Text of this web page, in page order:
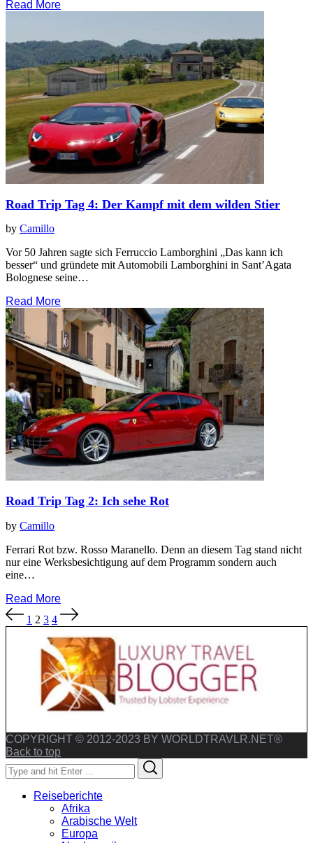
Read More
Road Trip Tag 4: Der Kampf mit dem wilden Stier
by Camillo
Vor 50 Jahren sagte sich Ferruccio Lamborghini „Das kann ich
besser“ und gründete mit Automobili Lamborghini in Sant’Agata
Bolognese seine…
Read More
Road Trip Tag 2: Ich sehe Rot
by Camillo
Ferrari Rot bzw. Rosso Maranello. Denn an diesem Tag stand nicht
nur eine Werksbesichtigung auf dem Programm sondern auch
eine…
Read More
Seitennummerierung
der
1 2 3 4
COPYRIGHT © 2012-2023 BY WORLDTRAVLR.NET®
Back to top
Search
for:
Reiseberichte
Afrika
Arabische Welt
Europa